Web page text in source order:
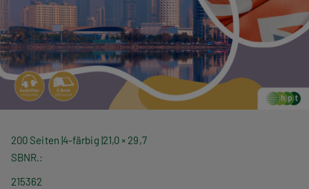
200 Seiten 4-färbig 21,0 × 29,7
SBNR.
215362